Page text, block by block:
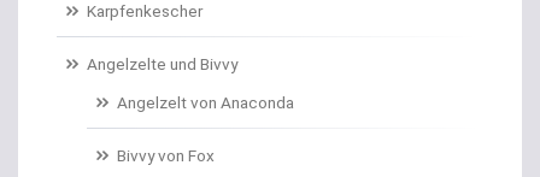
Brothaken gebunden
Campinggeschirr
Karpfenkescher
Angelzelte und Bivvy
Angelzelt von Anaconda
Bivvy von Fox